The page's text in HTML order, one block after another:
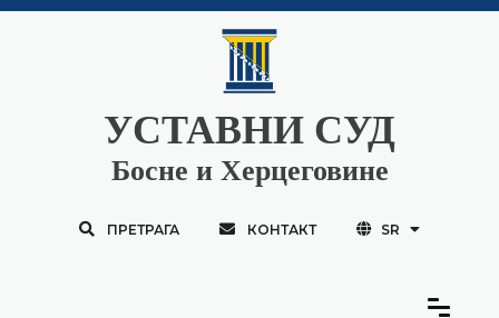
УСТАВНИ СУД
Босне и Херцеговине
ПРЕТРАГА КОНТАКТ SR